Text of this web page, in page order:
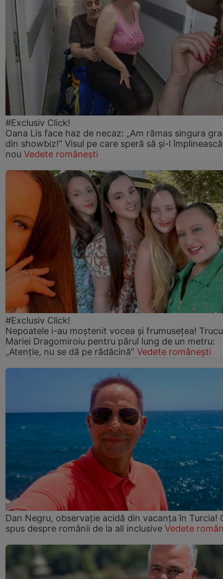
#Exclusiv Click!
Oana Lis face haz de necaz: „Am rămas singura
din showbiz!” Visul pe care speră să și-l
nou Vedete românești
#Exclusiv Click!
Nepoatele i-au moștenit vocea și frumusețea!
Mariei Dragomiroiu pentru părul lung de un metru:
„Atenție, nu se dă pe rădăcină” Vedete românești
Dan Negru, observație acidă din vacanța în Turcia!
spus despre românii de la all inclusive Vedete